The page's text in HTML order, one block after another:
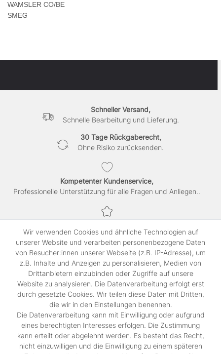
WAMSLER CO/BE
SMEG
Schneller Versand,
Schnelle Bearbeitung und Lieferung.
30 Tage Rückgaberecht,
Ohne Risiko zurücksenden.
Kompetenter Kundenservice,
Professionelle Unterstützung für alle Fragen und Anliegen..
SSL-verschlüsselte Abwicklung für maximale Sicherheit.
Shop
Kontakt
Rechtliches
Widerrufs­recht
Impressum
Daten­schutz­erklärung
AGB
Wir verwenden Cookies und ähnliche Technologien auf
unserer Website und verarbeiten personenbezogene Daten
von Besucher:innen unserer Webseite (z.B. IP-Adresse), um
z.B. Inhalte und Anzeigen zu personalisieren, Medien von
Drittanbietern einzubinden oder Zugriffe auf unsere
Website zu analysieren. Die Datenverarbeitung erfolgt erst
durch gesetzte Cookies. Wir teilen diese Daten mit Dritten,
die wir in den Einstellungen benennen.
Die Datenverarbeitung kann mit Einwilligung oder aufgrund
eines berechtigten Interesses erfolgen. Die Zustimmung
kann erteilt oder abgelehnt werden. Es besteht das Recht,
nicht einzuwilligen und die Einwilligung zu einem späteren